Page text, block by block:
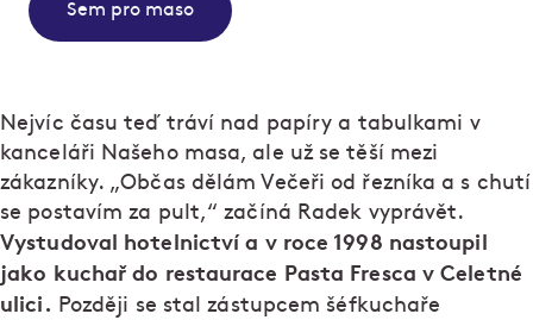
Sem pro maso
Nejvíc času teď tráví nad papíry a tabulkami v
kanceláři Našeho masa, ale už se těší mezi
zákazníky. „Občas dělám Večeři od řezníka a s chutí
se postavím za pult,“ začíná Radek vyprávět.
Vystudoval hotelnictví a v roce 1998 nastoupil
jako kuchař do restaurace Pasta Fresca v Celetné
ulici. Později se stal zástupcem šéfkuchaře